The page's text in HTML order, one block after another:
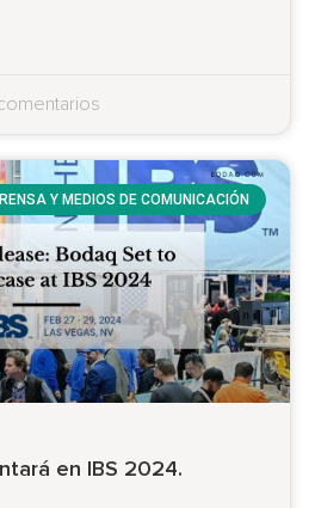
Y MEDIOS DE COMUNICACIÓN
en IBS 2024.